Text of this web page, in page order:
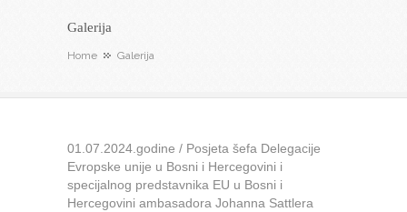
Galerija
Home Galerija
01.07.2024.godine / Posjeta šefa Delegacije
Evropske unije u Bosni i Hercegovini i
specijalnog predstavnika EU u Bosni i
Hercegovini ambasadora Johanna Sattlera